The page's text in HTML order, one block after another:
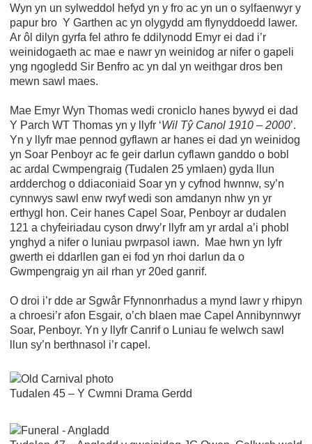
Wyn yn un sylweddol hefyd yn y fro ac yn un o sylfaenwyr y
papur bro Y Garthen ac yn olygydd am flynyddoedd lawer.
Ar ôl dilyn gyrfa fel athro fe ddilynodd Emyr ei dad i’r
weinidogaeth ac mae e nawr yn weinidog ar nifer o gapeli
yng ngogledd Sir Benfro ac yn dal yn weithgar dros ben
mewn sawl maes.
Mae Emyr Wyn Thomas wedi croniclo hanes bywyd ei dad
Y Parch WT Thomas yn y llyfr ‘Wil Tŷ Canol 1910 – 2000’.
Yn y llyfr mae pennod gyflawn ar hanes ei dad yn weinidog
yn Soar Penboyr ac fe geir darlun cyflawn ganddo o bobl
ac ardal Cwmpengraig (Tudalen 25 ymlaen) gyda llun
ardderchog o ddiaconiaid Soar yn y cyfnod hwnnw, sy’n
cynnwys sawl enw rwyf wedi son amdanyn nhw yn yr
erthygl hon. Ceir hanes Capel Soar, Penboyr ar dudalen
121 a chyfeiriadau cyson drwy’r llyfr am yr ardal a’i phobl
ynghyd a nifer o luniau pwrpasol iawn. Mae hwn yn lyfr
gwerth ei ddarllen gan ei fod yn rhoi darlun da o
Gwmpengraig yn ail rhan yr 20ed ganrif.
O droi i’r dde ar Sgwâr Ffynnonrhadus a mynd lawr y rhipyn
a chroesi’r afon Esgair, o’ch blaen mae Capel Annibynnwyr
Soar, Penboyr. Yn y llyfr Canrif o Luniau fe welwch sawl
llun sy’n berthnasol i’r capel.
Tudalen 45 – Y Cwmni Drama Gerdd